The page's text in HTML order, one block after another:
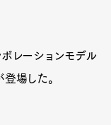
レーションモデル
場した。